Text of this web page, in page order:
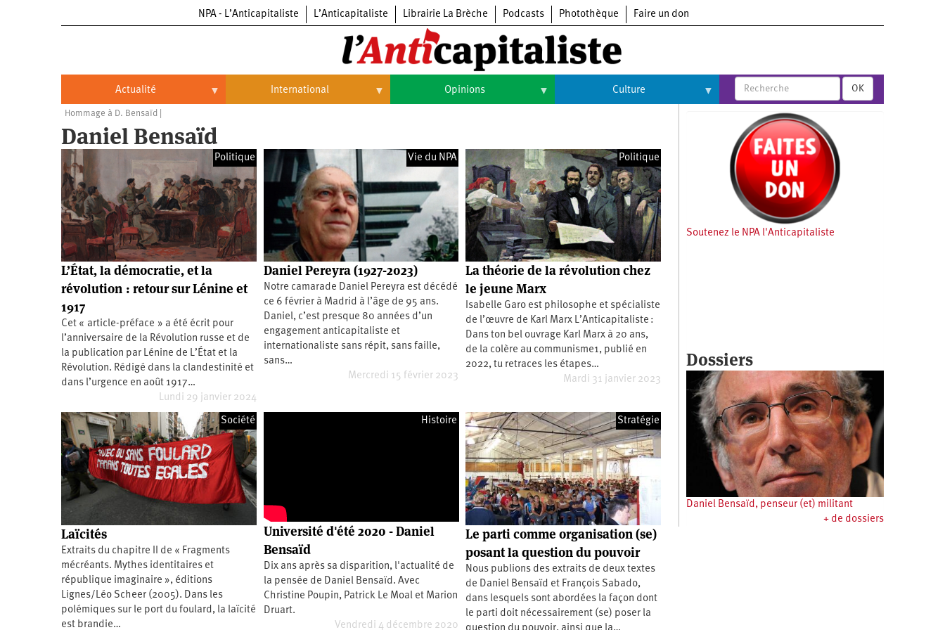
NPA - L’Anticapitaliste L’Anticapitaliste Librairie La Brèche Podcasts Photothèque Faire un don
Actualité
Actualité
Politique
Entreprises
Entreprises
Automobile
Aéronautique
Hôpitaux
SNCF
Services
Oppressions
Oppressions
Antiracisme
LGBTI
Économie
Écologie
Santé
Vidéos
Dans
International
Brésil
Chine
États-
Unis
Continents
Continents
Afrique
Amérique
du
Nord
Amérique
latine
Europe
Moyen-
Orient
Océanie
Opinions
Histoire
Culture
Arts
Cinéma
Expositions
Livres
Musique
OK
Hommage à D. Bensaïd
Daniel Bensaïd
Politique
L’État, la démocratie, et la
révolution : retour sur Lénine et
1917
Cet « article-préface » a été écrit pour
l’anniversaire de la Révolution russe et de
la publication par Lénine de L’État et la
Révolution. Rédigé dans la clandestinité et
dans l’urgence en août 1917…
Lundi 29 janvier 2024
Vie du NPA
Daniel Pereyra (1927-2023)
Notre camarade Daniel Pereyra est décédé
ce 6 février à Madrid à l’âge de 95 ans.
Daniel, c’est presque 80 années d’un
engagement anticapitaliste et
internationaliste sans répit, sans faille,
sans…
Mercredi 15 février 2023
Politique
La théorie de la révolution chez
le jeune Marx
Isabelle Garo est philosophe et spécialiste
de l’œuvre de Karl Marx L’Anticapitaliste :
Dans ton bel ouvrage Karl Marx à 20 ans,
de la colère au communisme1, publié en
2022, tu retraces les étapes…
Mardi 31 janvier 2023
Société
Laïcités
Extraits du chapitre II de « Fragments
mécréants. Mythes identitaires et
république imaginaire », éditions
Lignes/Léo Scheer (2005). Dans les
polémiques sur le port du foulard, la laïcité
est brandie…
Histoire
Université d'été 2020 - Daniel
Bensaïd
Dix ans après sa disparition, l'actualité de
la pensée de Daniel Bensaïd. Avec
Christine Poupin, Patrick Le Moal et Marion
Druart.
Vendredi 4 décembre 2020
Stratégie
Le parti comme organisation (se)
posant la question du pouvoir
Nous publions des extraits de deux textes
de Daniel Bensaïd et François Sabado,
dans lesquels sont abordées la façon dont
le parti doit nécessairement (se) poser la
Soutenez le NPA l'Anticapitaliste
Dossiers
Daniel Bensaïd, penseur (et) militant
+ de dossiers